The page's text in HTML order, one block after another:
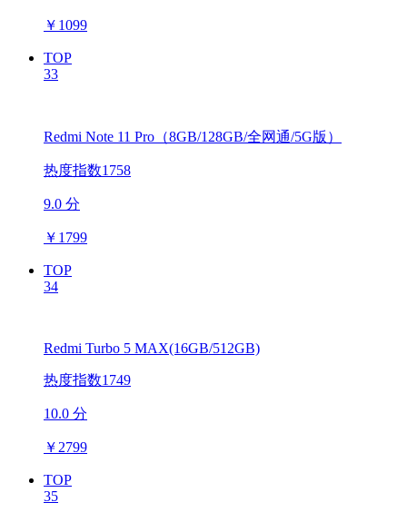
￥ 1099
TOP
33
Redmi Note 11 Pro（8GB/128GB/全网通/5G版）
热度指数1758
9.0 分
￥ 1799
TOP
34
Redmi Turbo 5 MAX(16GB/512GB)
热度指数1749
10.0 分
￥ 2799
TOP
35